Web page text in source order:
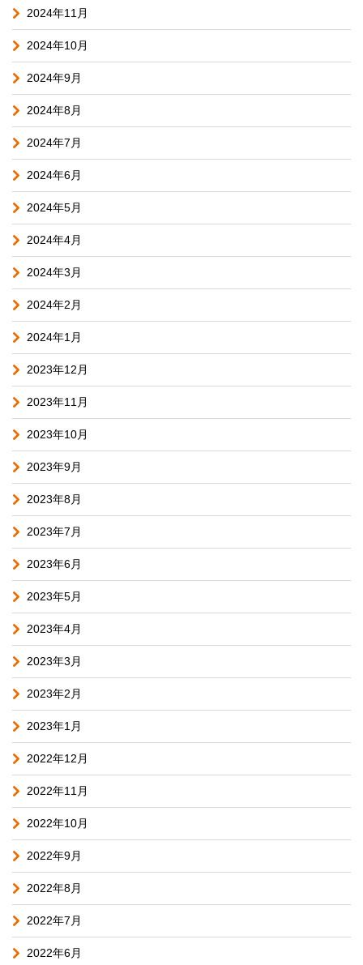
2024年11月
2024年10月
2024年9月
2024年8月
2024年7月
2024年6月
2024年5月
2024年4月
2024年3月
2024年2月
2024年1月
2023年12月
2023年11月
2023年10月
2023年9月
2023年8月
2023年7月
2023年6月
2023年5月
2023年4月
2023年3月
2023年2月
2023年1月
2022年12月
2022年11月
2022年10月
2022年9月
2022年8月
2022年7月
2022年6月